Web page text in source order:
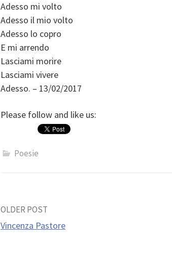
Adesso mi volto
Adesso il mio volto
Adesso lo copro
E mi arrendo
Lasciami morire
Lasciami vivere
Adesso. – 13/02/2017
Please follow and like us:
Poesie
Post
OLDER POST
Vincenza Pastore